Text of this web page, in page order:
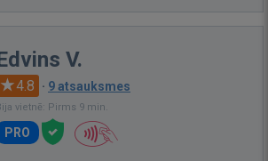
V.
4.8 · 9 atsauksmes
vietnē: Pirms 9 min.
PRO